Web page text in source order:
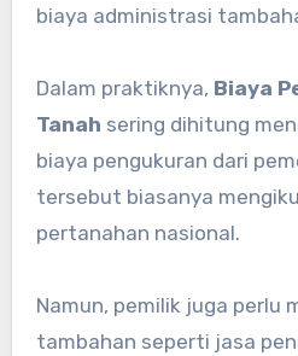
biaya administrasi
Dalam praktiknya, Biaya
Tanah sering dihitung
biaya pengukuran dari
tersebut biasanya
pertanahan nasional.
Namun, pemilik juga perlu
tambahan seperti jasa